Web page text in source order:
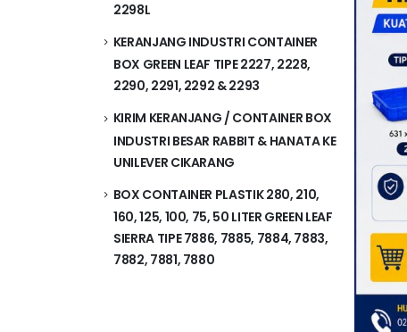
2298L
KERANJANG INDUSTRI CONTAINER
BOX GREEN LEAF TIPE 2227, 2228,
2290, 2291, 2292 & 2293
KIRIM KERANJANG / CONTAINER BOX
INDUSTRI BESAR RABBIT & HANATA KE
UNILEVER CIKARANG
BOX CONTAINER PLASTIK 280, 210,
160, 125, 100, 75, 50 LITER GREEN LEAF
SIERRA TIPE 7886, 7885, 7884, 7883,
7882, 7881, 7880